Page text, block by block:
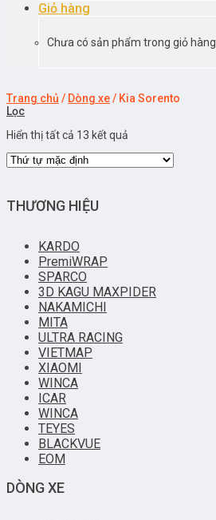
Giỏ hàng
Chưa có sản phẩm trong giỏ hàng.
Trang chủ / Dòng xe/ Kia Sorento
Lọc
Hiển thị tất cả 13 kết quả
THƯƠNG HIỆU
KARDO
PremiWRAP
SPARCO
3D KAGU MAXPIDER
NAKAMICHI
MITA
ULTRA RACING
VIETMAP
XIAOMI
WINCA
ICAR
WINCA
TEYES
BLACKVUE
EOM
DÒNG XE